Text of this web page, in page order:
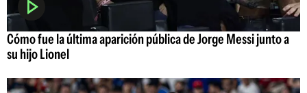
Cómo fue la última aparición pública de Jorge Messi junto a
su hijo Lionel